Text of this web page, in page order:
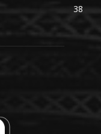
38